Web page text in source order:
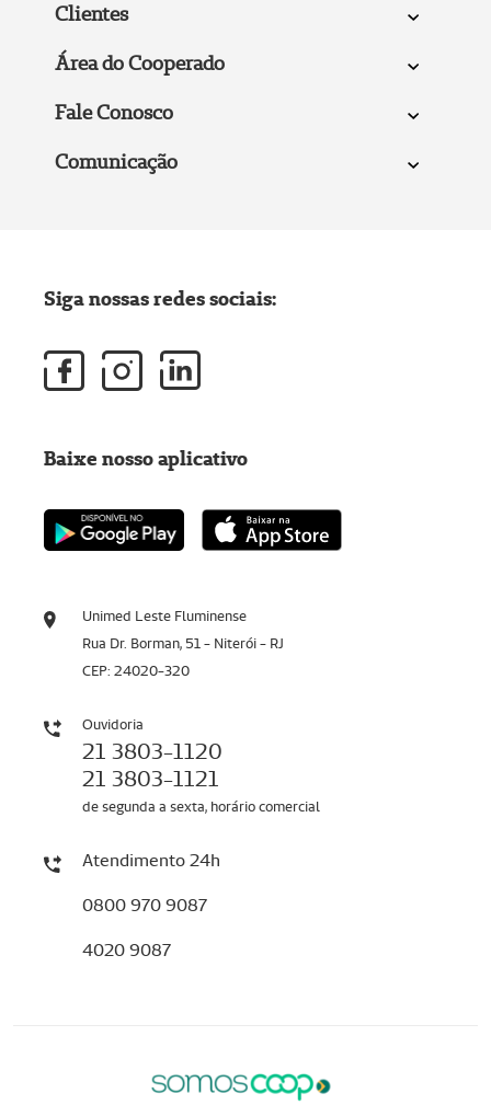
Clientes
Área do Cooperado
Fale Conosco
Comunicação
Unimed Leste Fluminense
Rua Dr. Borman, 51 - Niterói - RJ
CEP: 24020-320
Ouvidoria
21 3803-1120
21 3803-1121
de segunda a sexta, horário comercial
Atendimento 24h
0800 970 9087
4020 9087
Siga nossas redes sociais:
Baixe nosso aplicativo